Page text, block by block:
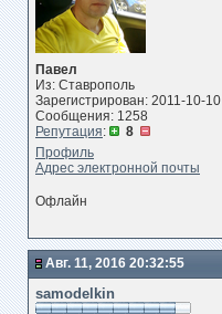
Павел
Из: Ставрополь
Зарегистрирован: 2011-10-10
Сообщения: 1258
Репутация:
8
Профиль
Адрес электронной почты
Офлайн
Авг. 11, 2016 20:32:55
samodelkin